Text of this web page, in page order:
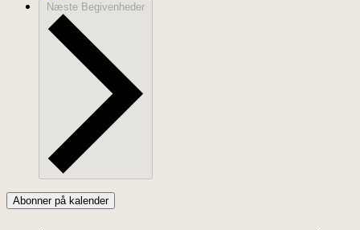
Næste Begivenheder
Abonner på kalender